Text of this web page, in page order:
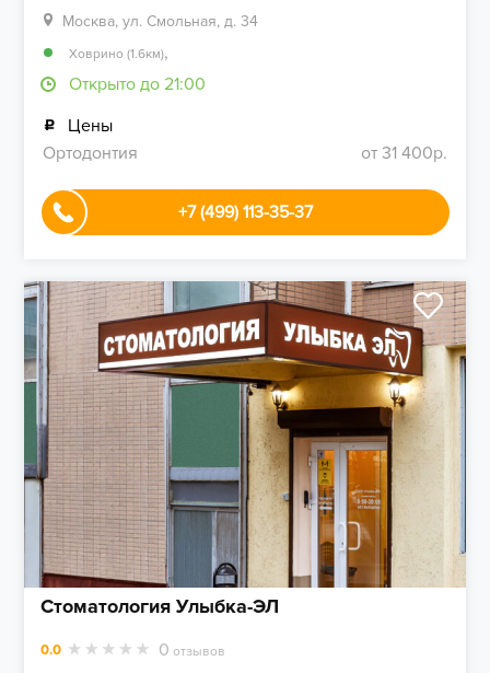
Москва, ул. Смольная, д. 34
Ховрино (1.6км),
Открыто до 21:00
Цены
Ортодонтия
от 31 400р.
+7 (499) 113-35-37
Стоматология Улыбка-ЭЛ
0.0 0 отзывов